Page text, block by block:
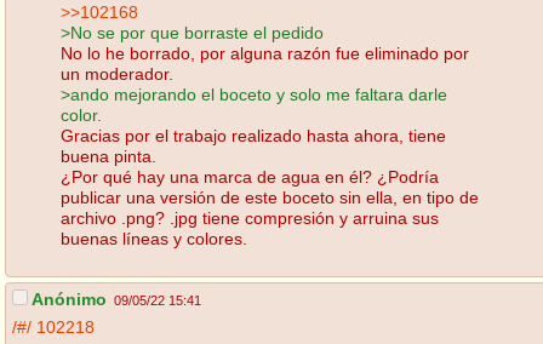
>>102168
>No se por que borraste el pedido
No lo he borrado, por alguna razón fue eliminado por
un moderador.
>ando mejorando el boceto y solo me faltara darle
color.
Gracias por el trabajo realizado hasta ahora, tiene
buena pinta.
¿Por qué hay una marca de agua en él? ¿Podría
publicar una versión de este boceto sin ella, en tipo de
archivo .png? .jpg tiene compresión y arruina sus
buenas líneas y colores.
Anónimo 09/05/22 15:41
/#/ 102218